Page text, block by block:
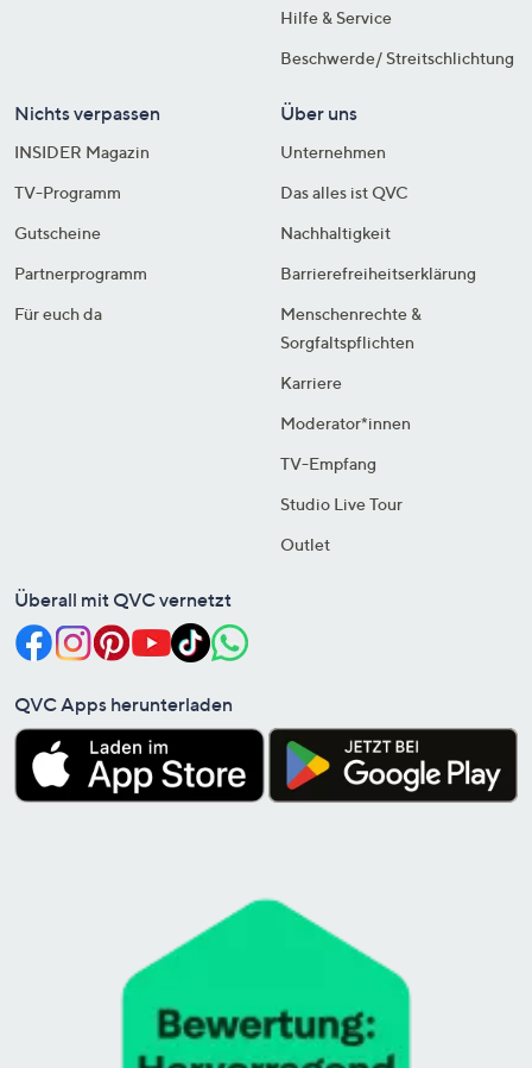
Hilfe & Service
Beschwerde/ Streitschlichtung
Nichts verpassen
INSIDER Magazin
TV-Programm
Gutscheine
Partnerprogramm
Für euch da
Über uns
Unternehmen
Das alles ist QVC
Nachhaltigkeit
Barrierefreiheitserklärung
Menschenrechte &
Sorgfaltspflichten
Karriere
Moderator*innen
TV-Empfang
Studio Live Tour
Outlet
Überall mit QVC vernetzt
QVC Apps herunterladen